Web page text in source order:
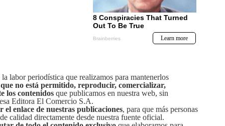
labor periodística que realizamos para mantenerlos
no está permitido, reproducir, comercializar,
los contenidos que publicamos en nuestra web, sin
Editora El Comercio S.A.
enlace de nuestras publicaciones, para que más personas
calidad directamente desde nuestra fuente oficial.